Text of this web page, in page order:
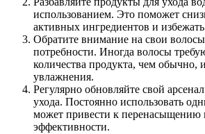
использованием. Это поможет
активных ингредиентов и
Обратите внимание на свои
потребности. Иногда волосы
количества продукта, чем обычно,
увлажнения.
Регулярно обновляйте свой
ухода. Постоянно использовать
может привести к
эффективности.